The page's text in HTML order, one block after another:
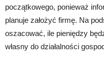
początkowego, ponieważ
planuje założyć firmę. Na
oszacować, ile pieniędzy
własny do działalności